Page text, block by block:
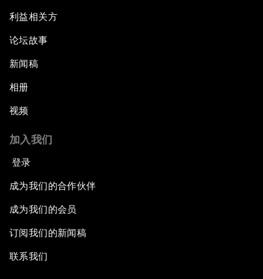
利益相关方
论坛故事
新闻稿
相册
视频
加入我们
登录
成为我们的合作伙伴
成为我们的会员
订阅我们的新闻稿
联系我们